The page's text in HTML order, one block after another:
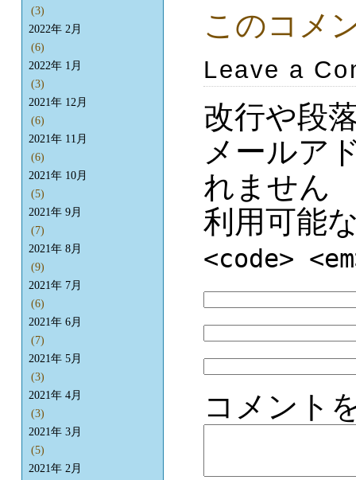
このコメ
Leave a
改行や段
メールア
れません
利用可能
<code>
コメント
(3)
2022年 2月
(6)
2022年 1月
(3)
2021年 12月
(6)
2021年 11月
(6)
2021年 10月
(5)
2021年 9月
(7)
2021年 8月
(9)
2021年 7月
(6)
2021年 6月
(7)
2021年 5月
(3)
2021年 4月
(3)
2021年 3月
(5)
2021年 2月